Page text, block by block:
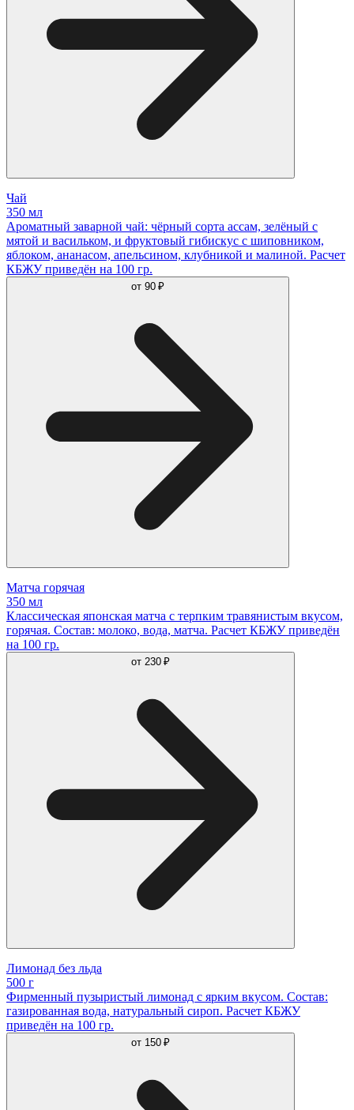
Чай
350 мл
Ароматный заварной чай: чёрный сорта ассам, зелёный с
мятой и васильком, и фруктовый гибискус с шиповником,
яблоком, ананасом, апельсином, клубникой и малиной. Расчет
КБЖУ приведён на 100 гр.
от 90 ₽
Матча горячая
350 мл
Классическая японская матча с терпким травянистым вкусом,
горячая. Состав: молоко, вода, матча. Расчет КБЖУ приведён
на 100 гр.
от 230 ₽
Лимонад без льда
500 г
Фирменный пузыристый лимонад с ярким вкусом. Состав:
газированная вода, натуральный сироп. Расчет КБЖУ
приведён на 100 гр.
от 150 ₽